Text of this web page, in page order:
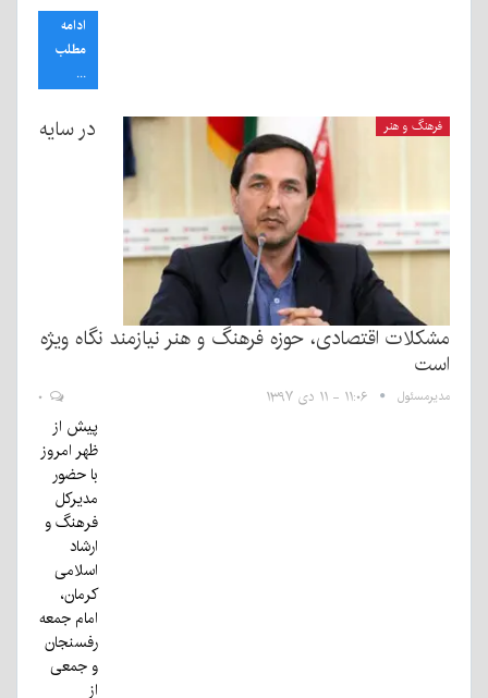
ادامه
مطلب
...
فرهنگ و هنر در سایه
مشکلات اقتصادی، حوزه فرهنگ و هنر نیازمند نگاه ویژه
است
مدیرمسئول ۱۱:۰۶ - ۱۱ دی ۱۳۹۷
پیش از
ظهر امروز
با حضور
مدیرکل
فرهنگ و
ارشاد
اسلامی
کرمان،
امام جمعه
رفسنجان
و جمعی
از